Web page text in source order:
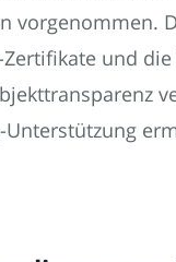
vorgenommen.
und